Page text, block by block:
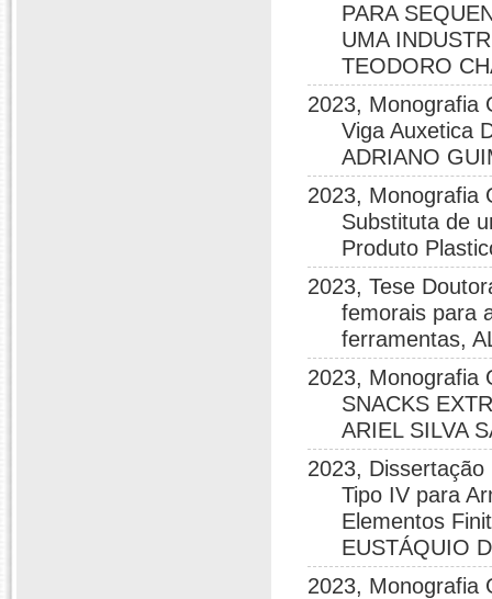
PARA
UMA
TEODORO
2023, Monografia
Viga Auxetica
ADRIANO
2023, Monografia
Substituta de
Produto
2023, Tese
femorais para
ferramentas,
2023, Monografia
SNACKS
ARIEL SILVA
2023,
Tipo IV para
Elementos
EUSTÁQUIO
2023, Monografia